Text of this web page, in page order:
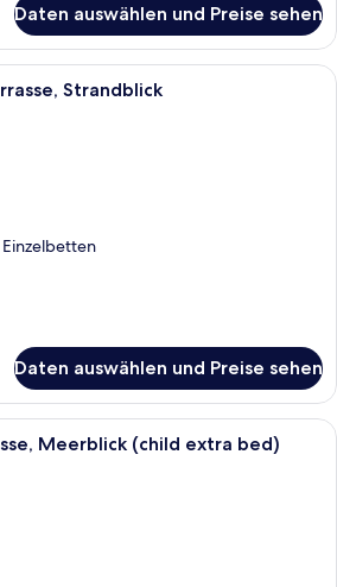
Daten auswählen und Preise sehen
Ein Hotelzimmer mit einem großen
Strandblick
Daten auswählen und Preise sehen
Ein Hotelzimmer mit einem großen
Meerblick (child extra bed)